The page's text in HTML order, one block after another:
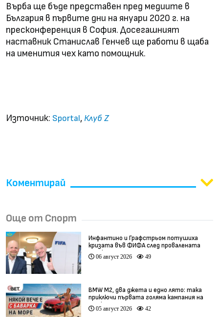
Върба ще бъде представен пред медиите в
България в първите дни на януари 2020 г. на
пресконференция в София. Досегашният
наставник Станислав Генчев ще работи в щаба
на именития чех като помощник.
Източник: Sportal, Клуб Z
Коментирай
Още от Спорт
Инфантино и Графстрьом потушиха
кризата във ФИФА след провалената
сделка
06 август 2026 49
BMW М2, два джета и едно лято: така
приключи първата голяма кампания на
BET.bg
05 август 2026 42